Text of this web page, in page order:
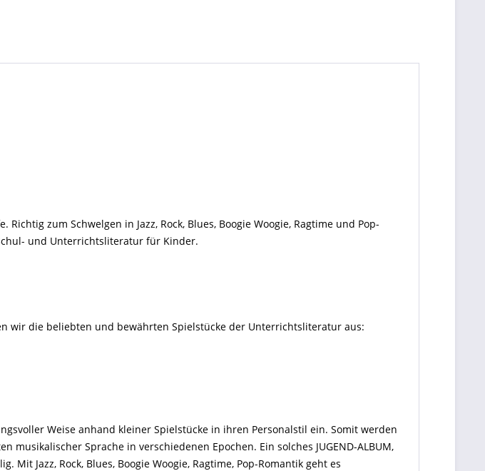
zum Schwelgen in Jazz, Rock, Blues, Boogie Woogie, Ragtime und Pop-
und Unterrichtsliteratur für Kinder.
wir die beliebten und bewährten Spielstücke der Unterrichtsliteratur aus:
Weise anhand kleiner Spielstücke in ihren Personalstil ein. Somit werden
Sprache in verschiedenen Epochen. Ein solches JUGEND-ALBUM,
Jazz, Rock, Blues, Boogie Woogie, Ragtime, Pop-Romantik geht es